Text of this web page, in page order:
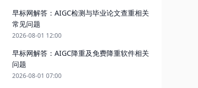
早标网解答：AIGC检测与毕业论文查重相关
常见问题
2026-08-01 12:00
早标网解答：AIGC降重及免费降重软件相关
问题
2026-08-01 07:00